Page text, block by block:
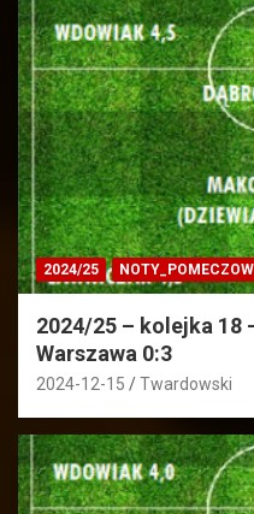
2024/25
2024/25 – kolejka 18
Warszawa 0:3
2024-12-15 Twardowski